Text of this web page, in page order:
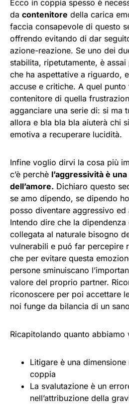
Ecco in coppia spesso è
da contenitore della carica
faccia consapevole di questo
offrendo evitando di dar
azione-reazione. Se uno dei
stabilita, ripetutamente, è assai
che ha aspettative a riguardo,
accuse e critiche. A quel punto
contenitore di quella
agganciare una serie di: si ma
allora e bla bla bla aiuterà chi
emotiva a recuperare lucidità.
Infine voglio dirvi la cosa più
c’è perchè l’aggressività è
dell’amore. Dichiaro questo
se amo dipendo, se dipendo
posso diventare aggressivo ed
Intendo dire che la
collegata al naturale bisogno
vulnerabili e puó far percepire
che per evitare questa
persone sminuiscano
valore del proprio partner.
riconoscere per poi accettare
noi funge da bilancia di un
Ricapitolando quanto abbiamo
Litigare è una
coppia
La svalutazione è un
nell’attribuzione della